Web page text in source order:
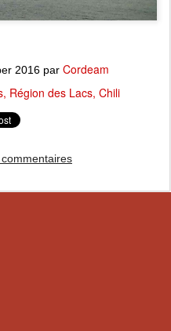
2016 par Cordeam
Région des Lacs, Chili